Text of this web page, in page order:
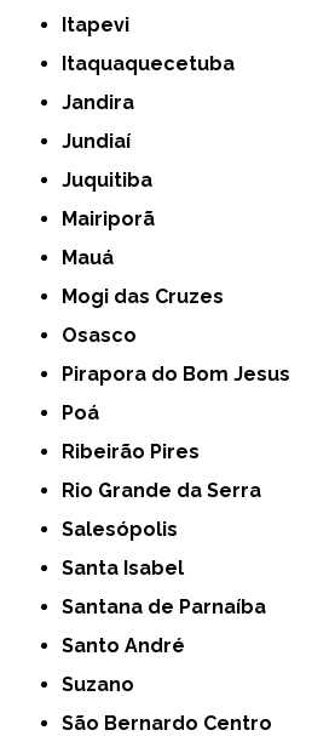
Itapevi
Itaquaquecetuba
Jandira
Jundiaí
Juquitiba
Mairiporã
Mauá
Mogi das Cruzes
Osasco
Pirapora do Bom Jesus
Poá
Ribeirão Pires
Rio Grande da Serra
Salesópolis
Santa Isabel
Santana de Parnaíba
Santo André
Suzano
São Bernardo Centro